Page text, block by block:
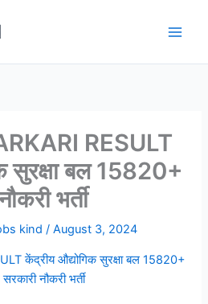
RESULT
सुरक्षा बल 15820+
भर्ती
kind/August 3, 2024
केंद्रीय औद्योगिक सुरक्षा बल 15820+
नौकरी भर्ती